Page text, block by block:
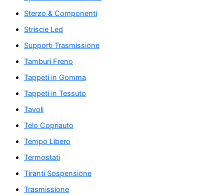
Sterzo & Componenti
Striscie Led
Supporti Trasmissione
Tamburi Freno
Tappeti in Gomma
Tappeti in Tessuto
Tavoli
Telo Copriauto
Tempo Libero
Termostati
Tiranti Sospensione
Trasmissione